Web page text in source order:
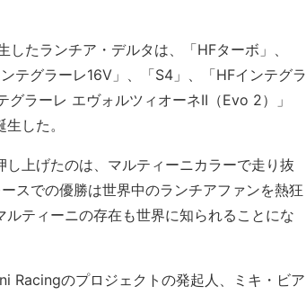
たランチア・デルタは、「HFターボ」、
テグラーレ16V」、「S4」、「HFインテグラ
ラーレ エヴォルツィオーネII（Evo 2）」
した。
上げたのは、マルティーニカラーで走り抜
スでの優勝は世界中のランチアファンを熱狂
ティーニの存在も世界に知られることにな
のプロジェクトの発起人、ミキ・ビア